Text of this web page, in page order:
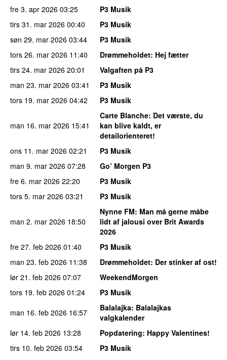
fre 3. apr 2026 03:25
P3 Musik
tirs 31. mar 2026 00:40
P3 Musik
søn 29. mar 2026 03:44
P3 Musik
tors 26. mar 2026 11:40 Drømmeholdet: Hej fætter
tirs 24. mar 2026 20:01
Valgaften på P3
man 23. mar 2026 03:41
P3 Musik
tors 19. mar 2026 04:42 P3 Musik
man 16. mar 2026 15:41
Carte Blanche: Det værste, du
kan blive kaldt, er
detailorienteret!
ons 11. mar 2026 02:21
P3 Musik
man 9. mar 2026 07:28
Go’ Morgen P3
fre 6. mar 2026 22:20
P3 Musik
tors 5. mar 2026 03:21 P3 Musik
man 2. mar 2026 18:50
Nynne FM: Man må gerne måbe
lidt af jalousi over Brit Awards
2026
fre 27. feb 2026 01:40
P3 Musik
man 23. feb 2026 11:38 Drømmeholdet: Der stinker af ost!
lør 21. feb 2026 07:07
WeekendMorgen
tors 19. feb 2026 01:24
P3 Musik
man 16. feb 2026 16:57 Balalajka: Balalajkas
valgkalender
lør 14. feb 2026 13:28 Popdatering: Happy Valentines!
tirs 10. feb 2026 03:54
P3 Musik